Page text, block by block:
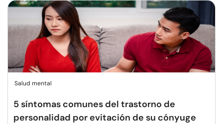
Salud mental
5 síntomas comunes del trastorno de
personalidad por evitación de su cónyuge